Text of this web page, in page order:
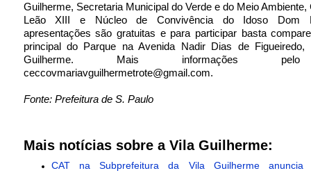
Guilherme, Secretaria Municipal do Verde e do Meio Ambiente,
Leão XIII e Núcleo de Convivência do Idoso Dom
apresentações são gratuitas e para participar basta
principal do Parque na Avenida Nadir Dias de Figueiredo,
Guilherme. Mais informações
ceccovmariavguilhermetrote@gmail.com.
Fonte: Prefeitura de S. Paulo
Mais notícias sobre a Vila Guilherme:
CAT na Subprefeitura da Vila Guilherme anuncia